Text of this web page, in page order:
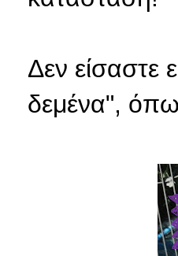
Δεν είσαστε
δεμένα",